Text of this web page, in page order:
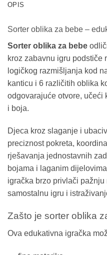
OPIS
Sorter oblika za bebe –
Sorter oblika za bebe
kroz zabavnu igru podstiče
logičkog razmišljanja kod
kanticu i 6 različitih oblika
odgovarajuće otvore, učeći
i boja.
Djeca kroz slaganje i
preciznost pokreta,
rješavanja jednostavnih
bojama i laganim
igračka brzo privlači
samostalnu igru i
Zašto je sorter oblika
Ova edukativna igračka